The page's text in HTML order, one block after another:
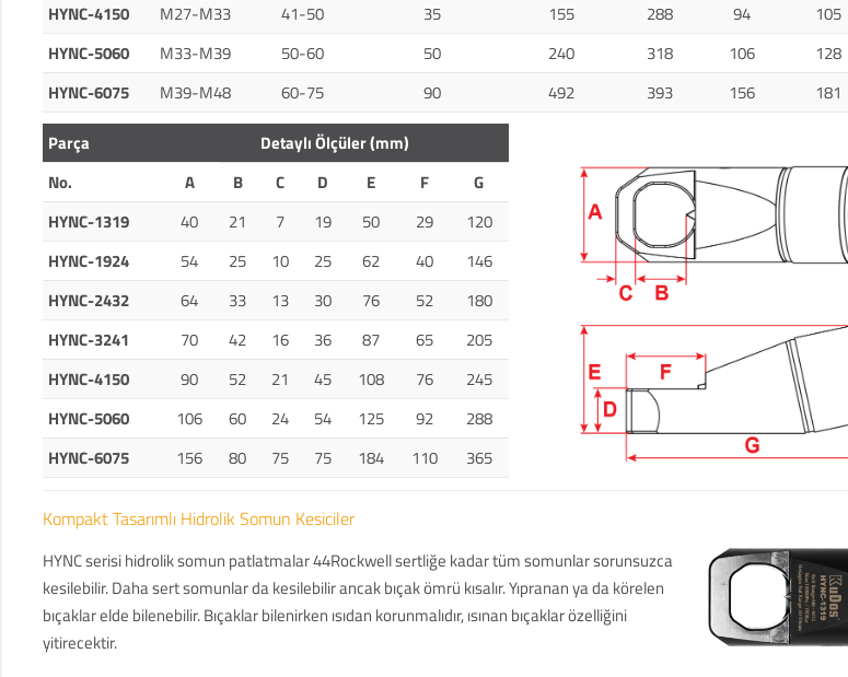
HYNC-4150
M27-M33 41-50 35 155 288 94 105
HYNC-5060
M33-M39 50-60 50 240 318 106 128
HYNC-6075
M39-M48 60-75 90 492 393 156 181
Parça
Detaylı Ölçüler (mm)
No.
A B C D E F
G
HYNC-1319
40 21 7 19 50 29
120
HYNC-1924
54 25 10 25 62 40
146
HYNC-2432
64 33 13 30 76 52
180
HYNC-3241
70 42 16 36 87 65
205
HYNC-4150
90 52 21 45 108 76
245
HYNC-5060
106 60 24 54 125 92
288
HYNC-6075
156 80 75 75 184 110 365
Kompakt Tasarımlı Hidrolik Somun Kesiciler
HYNC serisi hidrolik somun patlatmalar 44Rockwell sertliğe kadar tüm somunlar sorunsuzca
kesilebilir. Daha sert somunlar da kesilebilir ancak bıçak ömrü kısalır. Yıpranan ya da körelen
bıçaklar elde bilenebilir. Bıçaklar bilenirken ısıdan korunmalıdır, ısınan bıçaklar özelliğini
yitirecektir.